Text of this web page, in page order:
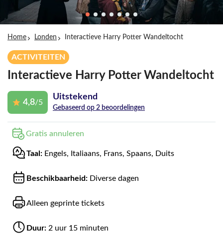
Home Londen Interactieve Harry Potter Wandeltocht
ACTIVITEITEN
Interactieve Harry Potter Wandeltocht
4,8/5
Uitstekend
Gebaseerd op 2 beoordelingen
Gratis annuleren
Taal: Engels, Italiaans, Frans, Spaans, Duits
Beschikbaarheid: Diverse dagen
Alleen geprinte tickets
Duur: 2 uur 15 minuten